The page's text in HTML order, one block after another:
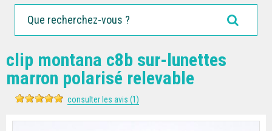
clip montana c8b sur-lunettes
marron polarisé relevable
consulter les avis (1)